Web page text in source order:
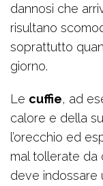
dannosi che
risultano
soprattutto
giorno.
Le cuffie, ad
calore e della
l’orecchio ed
mal tollerate da
deve indossare